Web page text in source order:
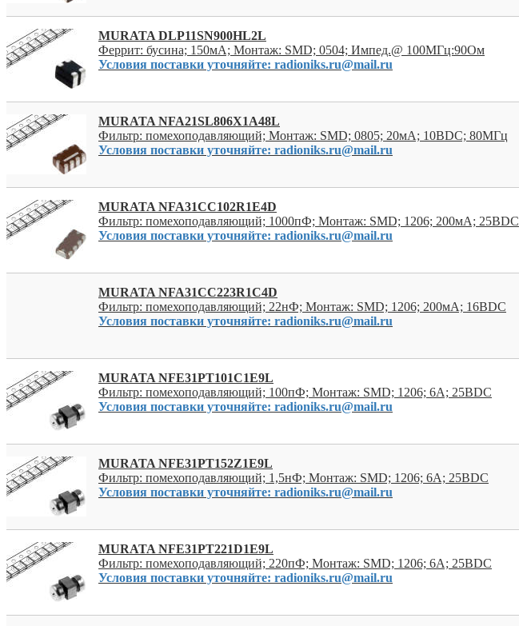
MURATA DLP11SN900HL2L
Феррит: бусина; 150мА; Монтаж: SMD; 0504; Импед.@ 100МГц:90Ом
Условия поставки уточняйте: radioniks.ru@mail.ru
MURATA NFA21SL806X1A48L
Фильтр: помехоподавляющий; Монтаж: SMD; 0805; 20мА; 10ВDC; 80МГц
Условия поставки уточняйте: radioniks.ru@mail.ru
MURATA NFA31CC102R1E4D
Фильтр: помехоподавляющий; 1000пФ; Монтаж: SMD; 1206; 200мА; 25ВDC
Условия поставки уточняйте: radioniks.ru@mail.ru
MURATA NFA31CC223R1C4D
Фильтр: помехоподавляющий; 22нФ; Монтаж: SMD; 1206; 200мА; 16ВDC
Условия поставки уточняйте: radioniks.ru@mail.ru
MURATA NFE31PT101C1E9L
Фильтр: помехоподавляющий; 100пФ; Монтаж: SMD; 1206; 6А; 25ВDC
Условия поставки уточняйте: radioniks.ru@mail.ru
MURATA NFE31PT152Z1E9L
Фильтр: помехоподавляющий; 1,5нФ; Монтаж: SMD; 1206; 6А; 25ВDC
Условия поставки уточняйте: radioniks.ru@mail.ru
MURATA NFE31PT221D1E9L
Фильтр: помехоподавляющий; 220пФ; Монтаж: SMD; 1206; 6А; 25ВDC
Условия поставки уточняйте: radioniks.ru@mail.ru